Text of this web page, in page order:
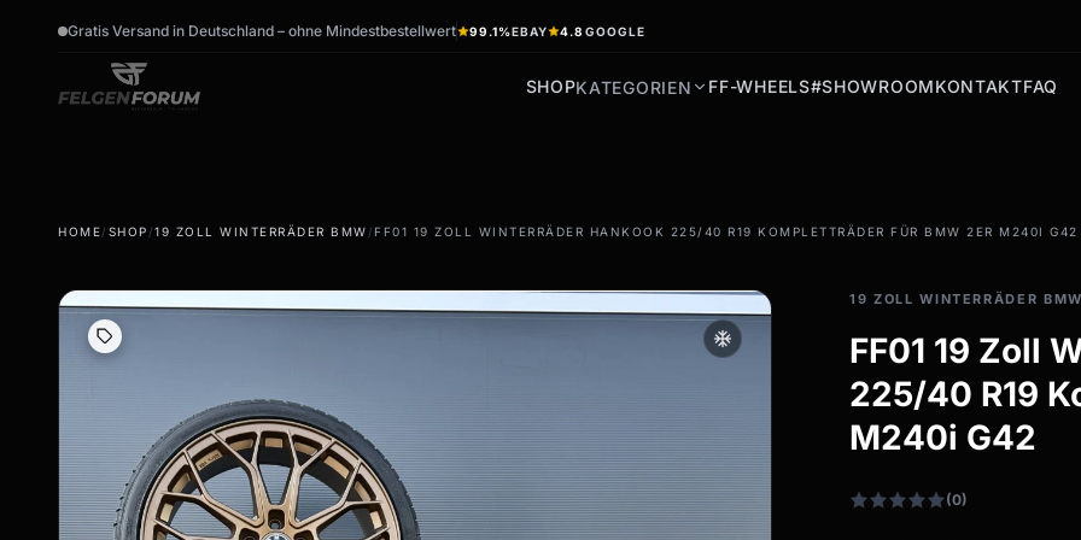
Gratis Versand in Deutschland – ohne Mindestbestellwert 99.1%EBAY 4.8 GOOGLE
SHOPKATEGORIEN FF-WHEELS#SHOWROOMKONTAKTFAQ
Sommerräder & Felgen
Kompletträder -
Sommer
Winterräder & Felgen
filter_drama
Ganzjahresräder &
Felgen
HOME/ SHOP /19 ZOLL WINTERRÄDER BMW / FF01 19 ZOLL WINTERRÄDER HANKOOK 225/40 R19 KOMPLETTRÄDER FÜR BMW 2ER M240I G42
ac_unit
19 ZOLL WINTERRÄDER BMW
FF01 19 Zoll
225/40 R19
M240i G42
(0)